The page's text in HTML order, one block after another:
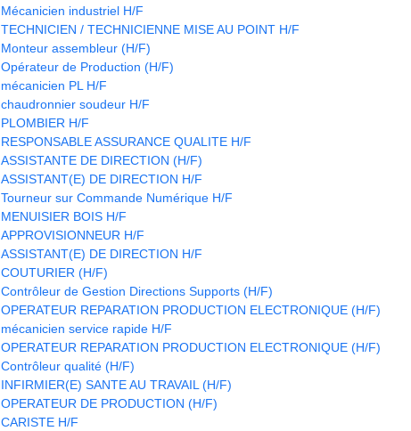
Mécanicien industriel H/F
TECHNICIEN / TECHNICIENNE MISE AU POINT H/F
Monteur assembleur (H/F)
Opérateur de Production (H/F)
mécanicien PL H/F
chaudronnier soudeur H/F
PLOMBIER H/F
RESPONSABLE ASSURANCE QUALITE H/F
ASSISTANTE DE DIRECTION (H/F)
ASSISTANT(E) DE DIRECTION H/F
Tourneur sur Commande Numérique H/F
MENUISIER BOIS H/F
APPROVISIONNEUR H/F
ASSISTANT(E) DE DIRECTION H/F
COUTURIER (H/F)
Contrôleur de Gestion Directions Supports (H/F)
OPERATEUR REPARATION PRODUCTION ELECTRONIQUE (H/F)
mécanicien service rapide H/F
OPERATEUR REPARATION PRODUCTION ELECTRONIQUE (H/F)
Contrôleur qualité (H/F)
INFIRMIER(E) SANTE AU TRAVAIL (H/F)
OPERATEUR DE PRODUCTION (H/F)
CARISTE H/F